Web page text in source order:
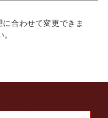
合わせて変更できま